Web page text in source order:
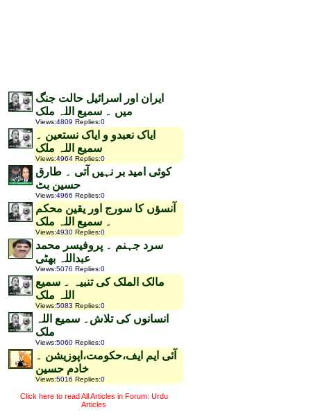
ایران اور اسرائیل حالت جنگ
میں ۔ سمیع اللہ ملک
Views:4809 Replies:0
ایاک نعبدو و ایاک نستعین ۔
سمیع اللہ ملک
Views:4964 Replies:0
کوئی امید بر نہیں آتی ۔ طارق
حسین بٹ
Views:4966 Replies:0
آنسؤں کا سورج اور یقین محکم
۔ سمیع اللہ ملک
Views:4930 Replies:0
سرد جہنم ۔ پروفیسر محمد
عبداللہ بھٹی
Views:5076 Replies:0
مالک الملک کی تنبیہ ۔ سمیع
اللہ ملک
Views:5083 Replies:0
انسانوں کی تلاش۔ سمیع اللہ
ملک
Views:5060 Replies:0
آئی ایم ایف،حکومت،اپوزیشن ۔
خادم حسین
Views:5016 Replies:0
Click here to read All Articles in Forum: Urdu
Articles